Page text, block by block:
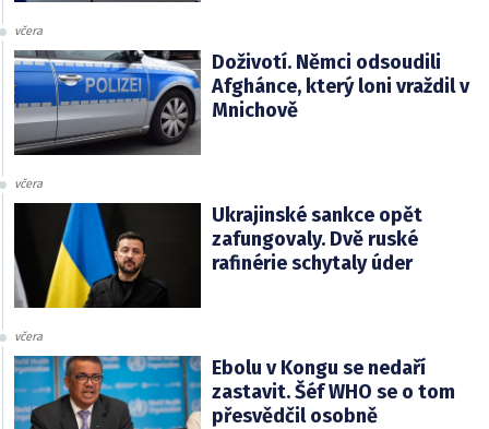
včera
Doživotí. Němci odsoudili
Afghánce, který loni vraždil v
Mnichově
včera
Ukrajinské sankce opět
zafungovaly. Dvě ruské
rafinérie schytaly úder
včera
Ebolu v Kongu se nedaří
zastavit. Šéf WHO se o tom
přesvědčil osobně